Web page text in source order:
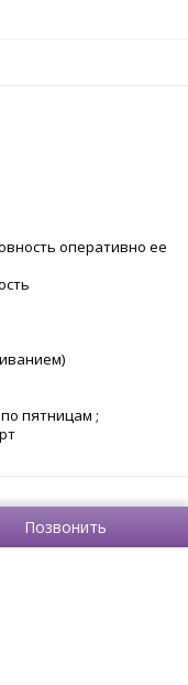
оперативно ее
пятницам ;
Позвонить